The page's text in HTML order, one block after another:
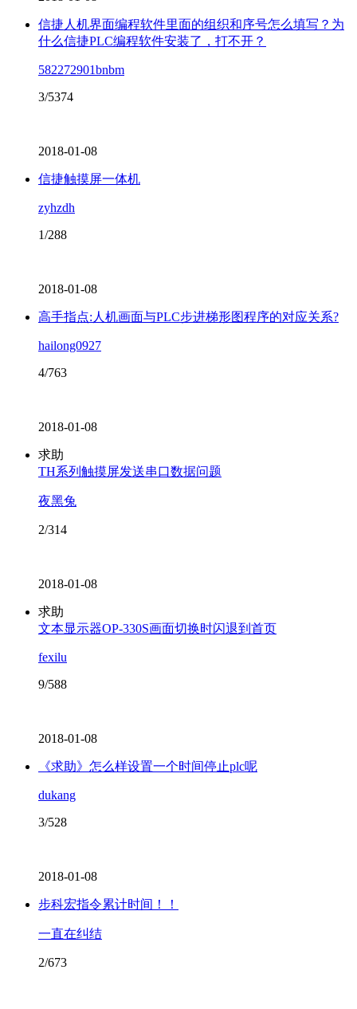
信捷人机界面编程软件里面的组织和序号怎么填写？为
什么信捷PLC编程软件安装了，打不开？
582272901bnbm
3/5374
2018-01-08
信捷触摸屏一体机
zyhzdh
1/288
2018-01-08
高手指点:人机画面与PLC步进梯形图程序的对应关系?
hailong0927
4/763
2018-01-08
求助
TH系列触摸屏发送串口数据问题
夜黑兔
2/314
2018-01-08
求助
文本显示器OP-330S画面切换时闪退到首页
fexilu
9/588
2018-01-08
《求助》怎么样设置一个时间停止plc呢
dukang
3/528
2018-01-08
步科宏指令累计时间！！
一直在纠结
2/673